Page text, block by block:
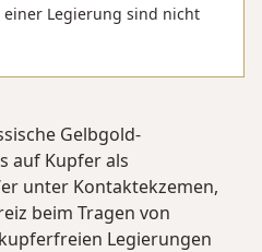
Legierung sind nicht
Gelbgold-
auf Kupfer als
unter Kontaktekzemen,
beim Tragen von
Legierungen